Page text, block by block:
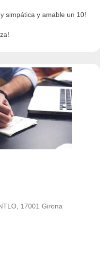
simpática y amable un 10!
17001 Girona